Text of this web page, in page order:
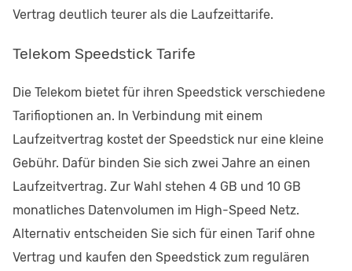
Vertrag deutlich teurer als die Laufzeittarife.
Telekom Speedstick Tarife
Die Telekom bietet für ihren Speedstick verschiedene
Tarifioptionen an. In Verbindung mit einem
Laufzeitvertrag kostet der Speedstick nur eine kleine
Gebühr. Dafür binden Sie sich zwei Jahre an einen
Laufzeitvertrag. Zur Wahl stehen 4 GB und 10 GB
monatliches Datenvolumen im High-Speed Netz.
Alternativ entscheiden Sie sich für einen Tarif ohne
Vertrag und kaufen den Speedstick zum regulären